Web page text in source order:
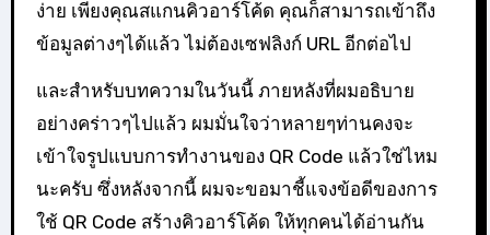
ง่าย เพียงคุณสแกนคิวอาร์โค้ด คุณก็สามารถเข้าถึง
ข้อมูลต่างๆได้แล้ว ไม่ต้องเซฟลิงก์ URL อีกต่อไป
และสำหรับบทความในวันนี้ ภายหลังที่ผมอธิบาย
อย่างคร่าวๆไปแล้ว ผมมั่นใจว่าหลายๆท่านคงจะ
เข้าใจรูปแบบการทำงานของ QR Code แล้วใช่ไหม
นะครับ ซึ่งหลังจากนี้ ผมจะขอมาชี้แจงข้อดีของการ
ใช้ QR Code สร้างคิวอาร์โค้ด ให้ทุกคนได้อ่านกัน